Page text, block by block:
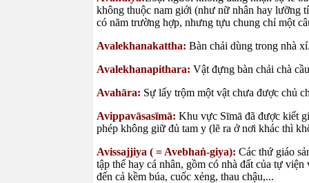
không thuộc nam giới (như nữ nhân hay lưỡng
có năm trường hợp, nhưng tựu chung chỉ một
Avalekhanakattha: Bàn chải dùng trong nhà
Avalekhanapithara: Vật đựng bàn chải chà
Avahāra: Sự lấy trộm một vật chưa được chủ
Avippavāsasīmā: Khu vực Sīmā đã được kiết
phép không giữ đủ tam y (lẽ ra ở nơi khác thì
Avissajjiya ( = Avebhaṅ-giya): Các thứ giáo
tập thể hay cá nhân, gồm có nhà đất của tự
đến cả kềm búa, cuốc xẻng, thau chậu,...